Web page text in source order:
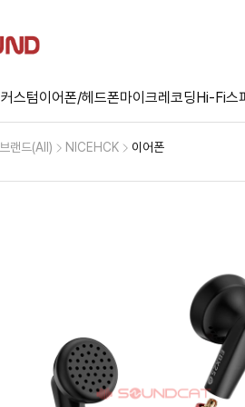
커스텀이어폰/헤드폰마이크레코딩Hi-Fi스
브랜드(All) NICEHCK 이어폰